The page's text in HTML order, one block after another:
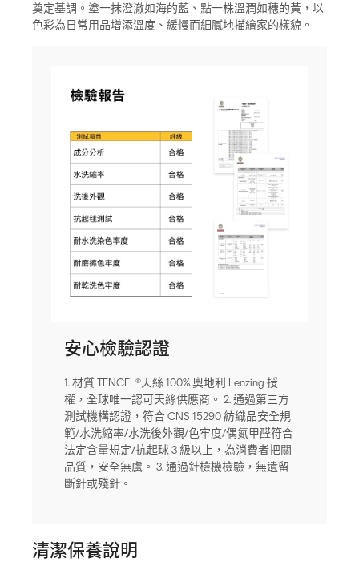
奠定基調。塗一抹澄澈如海的藍、點一株溫潤如穗的黃，以
色彩為日常用品增添溫度、緩慢而細膩地描繪家的樣貌。
安心檢驗認證
1. 材質 TENCEL®天絲 100% 奧地利 Lenzing 授
權，全球唯一認可天絲供應商。 2. 通過第三方
測試機構認證，符合 CNS 15290 紡織品安全規
範/水洗縮率/水洗後外觀/色牢度/偶氮甲醛符合
法定含量規定/抗起球 3 級以上，為消費者把關
品質，安全無虞。 3. 通過針檢機檢驗，無遺留
斷針或殘針。
清潔保養說明